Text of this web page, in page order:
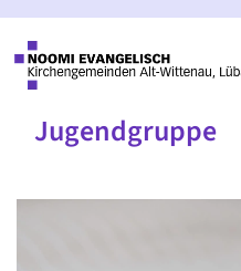
Jugendgruppe